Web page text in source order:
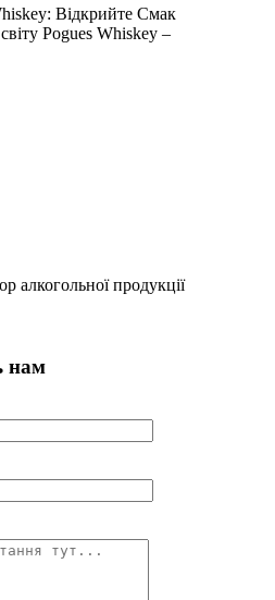
Відкрийте Смак
Pogues Whiskey –
алкогольної продукції
нам